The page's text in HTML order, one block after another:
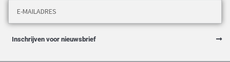
Inschrijven voor nieuwsbrief